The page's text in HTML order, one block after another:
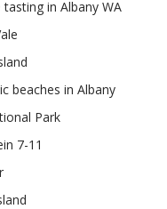
tasting in Albany WA
beaches in Albany
Park
7-11